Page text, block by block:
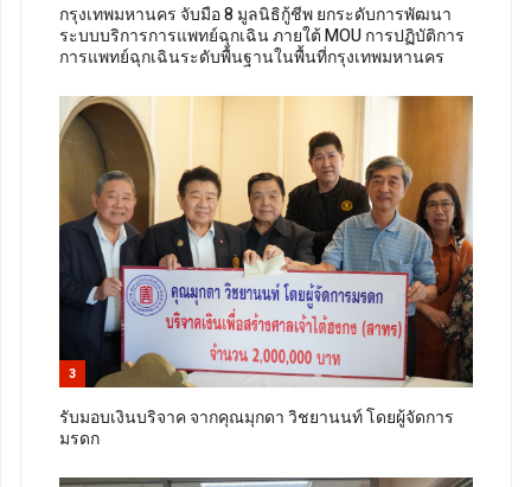
กรุงเทพมหานคร จับมือ 8 มูลนิธิกู้ชีพ ยกระดับการพัฒนา
ระบบบริการการแพทย์ฉุกเฉิน ภายใต้ MOU การปฏิบัติการ
การแพทย์ฉุกเฉินระดับพื้นฐานในพื้นที่กรุงเทพมหานคร
3
รับมอบเงินบริจาค จากคุณมุกดา วิชยานนท์ โดยผู้จัดการ
มรดก